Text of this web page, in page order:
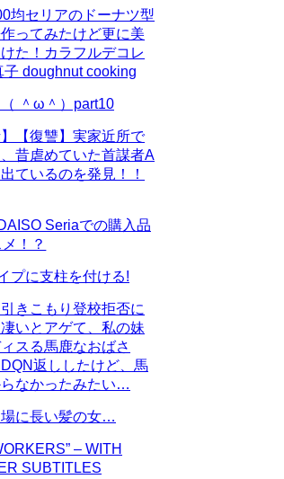
均セリアのドーナツ型
ってみたけど更に美
た！カラフルデコレ
doughnut cooking
＾ω＾）part10
】【復讐】実家近所で
昔虐めていた首謀者A
ているのを発見！！
Seriaでの購入品
！？
プに支柱を付ける!
きこもり登校拒否に
いとアゲて、私の妹
スる馬鹿なおばさ
返ししたけど、馬
なかったみたい…
場に長い髪の女…
– WITH
SUBTITLES